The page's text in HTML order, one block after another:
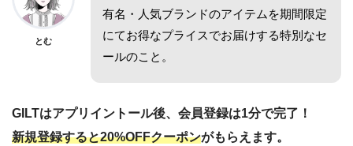
とむ
有名・人気ブランドのアイテムを期間限定
にてお得なプライスでお届けする特別なセ
ールのこと。
GILTはアプリイントール後、会員登録は1分で完了！
新規登録すると20%OFFクーポンがもらえます。